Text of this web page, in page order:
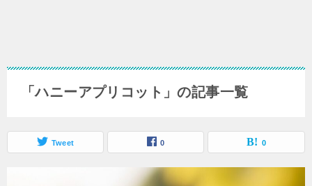
「ハニーアプリコット」の記事一覧
Tweet 0 0